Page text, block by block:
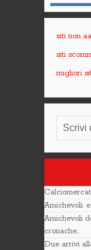
siti non
siti
migliori
Amichevoli:
Amichevoli
cronache..
Due arrivi